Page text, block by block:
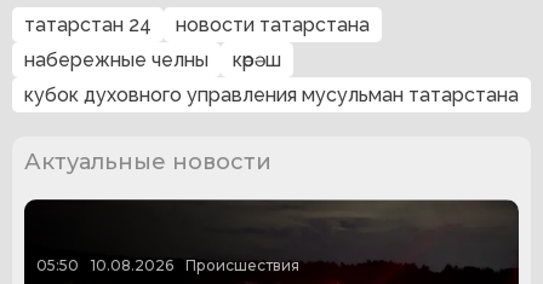
татарстан 24
новости татарстана
набережные челны
көрәш
кубок духовного управления мусульман татарстана
Актуальные новости
05:50 10.08.2026 Происшествия